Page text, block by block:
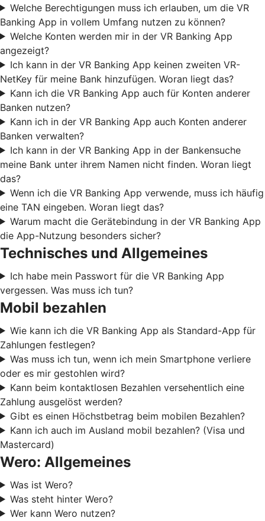
Welche Berechtigungen muss ich erlauben, um die VR
Banking App in vollem Umfang nutzen zu können?
Welche Konten werden mir in der VR Banking App
angezeigt?
Ich kann in der VR Banking App keinen zweiten VR-
NetKey für meine Bank hinzufügen. Woran liegt das?
Kann ich die VR Banking App auch für Konten anderer
Banken nutzen?
Kann ich in der VR Banking App auch Konten anderer
Banken verwalten?
Ich kann in der VR Banking App in der Bankensuche
meine Bank unter ihrem Namen nicht finden. Woran liegt
das?
Wenn ich die VR Banking App verwende, muss ich häufig
eine TAN eingeben. Woran liegt das?
Warum macht die Gerätebindung in der VR Banking App
die App-Nutzung besonders sicher?
Technisches und Allgemeines
Ich habe mein Passwort für die VR Banking App
vergessen. Was muss ich tun?
Mobil bezahlen
Wie kann ich die VR Banking App als Standard-App für
Zahlungen festlegen?
Was muss ich tun, wenn ich mein Smartphone verliere
oder es mir gestohlen wird?
Kann beim kontaktlosen Bezahlen versehentlich eine
Zahlung ausgelöst werden?
Gibt es einen Höchstbetrag beim mobilen Bezahlen?
Kann ich auch im Ausland mobil bezahlen? (Visa und
Mastercard)
Wero: Allgemeines
Was ist Wero?
Was steht hinter Wero?
Wer kann Wero nutzen?